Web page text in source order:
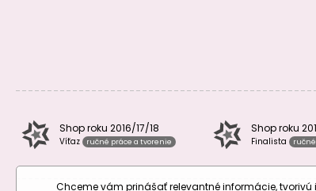
Shop roku 2016/17/18
Víťaz ručné práce a tvorenie
Shop roku
Finalista
Chceme vám prinášať relevantné informácie,